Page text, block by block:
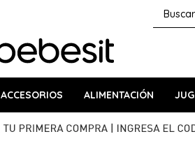
ACCESORIOS ALIMENTACIÓN